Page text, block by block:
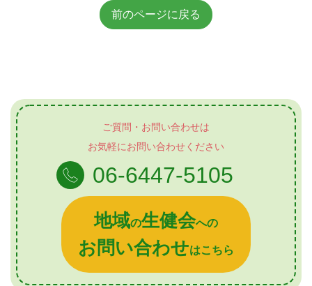
前のページに戻る
ご質問・お問い合わせは
お気軽にお問い合わせください
06-6447-5105
地域の生健会への
お問い合わせはこちら